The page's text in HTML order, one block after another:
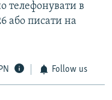
телефонувати в
або писати на
Follow us